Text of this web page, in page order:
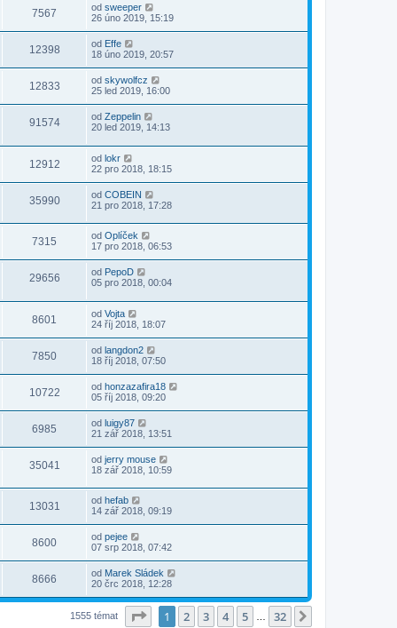
7567 od sweeper
26 úno 2019, 15:19
12398 od Effe
18 úno 2019, 20:57
12833 od skywolfcz
25 led 2019, 16:00
91574 od Zeppelin
20 led 2019, 14:13
12912 od lokr
22 pro 2018, 18:15
35990 od COBEIN
21 pro 2018, 17:28
7315 od Oplíček
17 pro 2018, 06:53
29656 od PepoD
05 pro 2018, 00:04
8601 od Vojta
24 říj 2018, 18:07
7850 od langdon2
18 říj 2018, 07:50
10722 od honzazafira18
05 říj 2018, 09:20
6985 od luigy87
21 zář 2018, 13:51
35041 od jerry mouse
18 zář 2018, 10:59
13031 od hefab
14 zář 2018, 09:19
8600 od pejee
07 srp 2018, 07:42
8666 od Marek Sládek
20 črc 2018, 12:28
1555 témat Stránka z
1 2 3 4 5 … 32